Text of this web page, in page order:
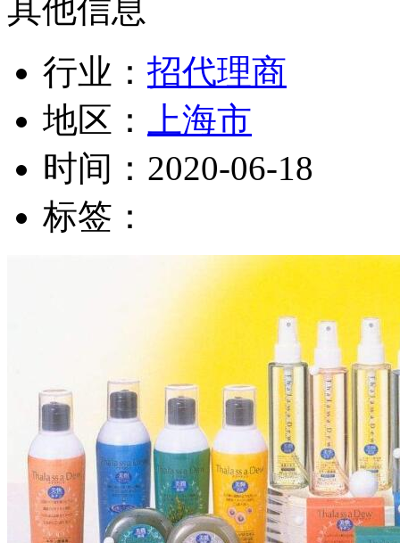
其他信息
行业： 招代理商
地区：
上海市
时间： 2020-06-18
标签：